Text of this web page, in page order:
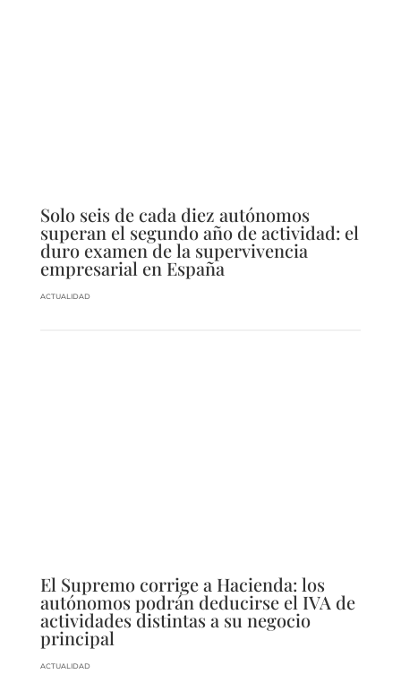
Solo seis de cada diez autónomos
superan el segundo año de actividad: el
duro examen de la supervivencia
empresarial en España
ACTUALIDAD
El Supremo corrige a Hacienda: los
autónomos podrán deducirse el IVA de
actividades distintas a su negocio
principal
ACTUALIDAD